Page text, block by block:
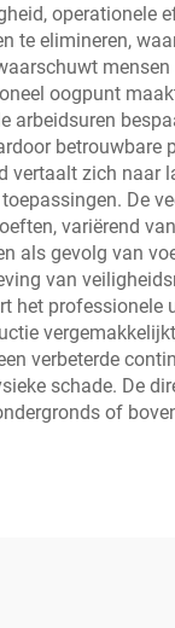
operationele
te elimineren,
oogpunt
arbeidsuren
betrouwbare
vertaalt zich naar
De
variërend
als gevolg van
van
het professionele
verbeterde
schade. De
of